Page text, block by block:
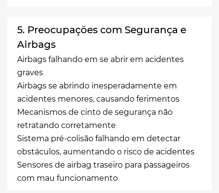
5. Preocupações com Segurança e
Airbags
Airbags falhando em se abrir em acidentes
graves
Airbags se abrindo inesperadamente em
acidentes menores, causando ferimentos
Mecanismos de cinto de segurança não
retratando corretamente
Sistema pré-colisão falhando em detectar
obstáculos, aumentando o risco de acidentes
Sensores de airbag traseiro para passageiros
com mau funcionamento